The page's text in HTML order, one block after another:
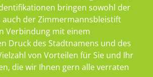
bringen sowohl der
auch der Zimmermannsbleistift
Verbindung mit einem
Druck des Stadtnamens und des
von Vorteilen für Sie und Ihr
die wir Ihnen gern alle verraten